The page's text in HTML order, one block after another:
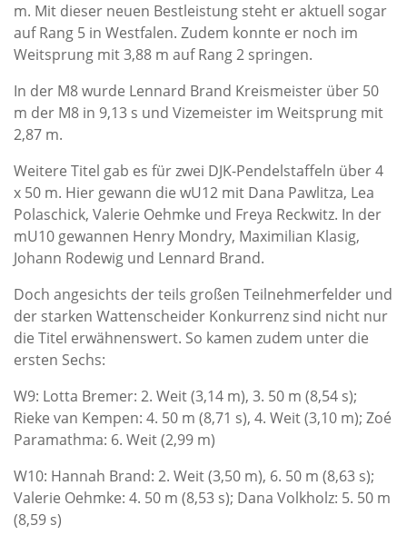
m. Mit dieser neuen Bestleistung steht er aktuell sogar
auf Rang 5 in Westfalen. Zudem konnte er noch im
Weitsprung mit 3,88 m auf Rang 2 springen.
In der M8 wurde Lennard Brand Kreismeister über 50
m der M8 in 9,13 s und Vizemeister im Weitsprung mit
2,87 m.
Weitere Titel gab es für zwei DJK-Pendelstaffeln über 4
x 50 m. Hier gewann die wU12 mit Dana Pawlitza, Lea
Polaschick, Valerie Oehmke und Freya Reckwitz. In der
mU10 gewannen Henry Mondry, Maximilian Klasig,
Johann Rodewig und Lennard Brand.
Doch angesichts der teils großen Teilnehmerfelder und
der starken Wattenscheider Konkurrenz sind nicht nur
die Titel erwähnenswert. So kamen zudem unter die
ersten Sechs:
W9: Lotta Bremer: 2. Weit (3,14 m), 3. 50 m (8,54 s);
Rieke van Kempen: 4. 50 m (8,71 s), 4. Weit (3,10 m); Zoé
Paramathma: 6. Weit (2,99 m)
W10: Hannah Brand: 2. Weit (3,50 m), 6. 50 m (8,63 s);
Valerie Oehmke: 4. 50 m (8,53 s); Dana Volkholz: 5. 50 m
(8,59 s)